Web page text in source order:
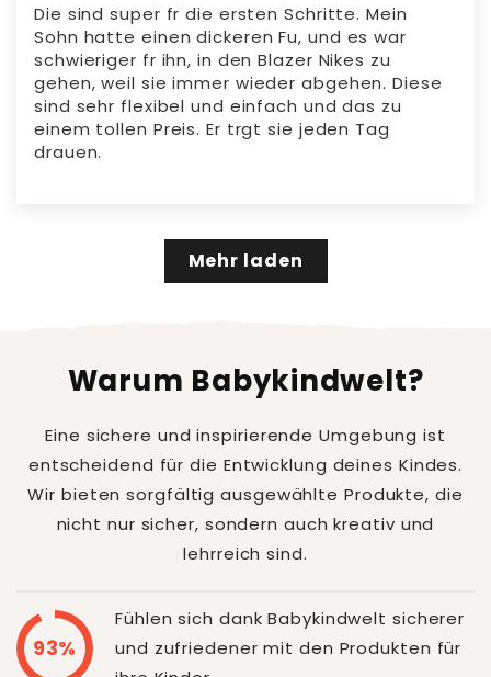
Die sind super fr die ersten Schritte. Mein
Sohn hatte einen dickeren Fu, und es war
schwieriger fr ihn, in den Blazer Nikes zu
gehen, weil sie immer wieder abgehen. Diese
sind sehr flexibel und einfach und das zu
einem tollen Preis. Er trgt sie jeden Tag
drauen.
Mehr laden
Warum Babykindwelt?
Eine sichere und inspirierende Umgebung ist
entscheidend für die Entwicklung deines Kindes.
Wir bieten sorgfältig ausgewählte Produkte, die
nicht nur sicher, sondern auch kreativ und
lehrreich sind.
93%
Fühlen sich dank Babykindwelt sicherer
und zufriedener mit den Produkten für